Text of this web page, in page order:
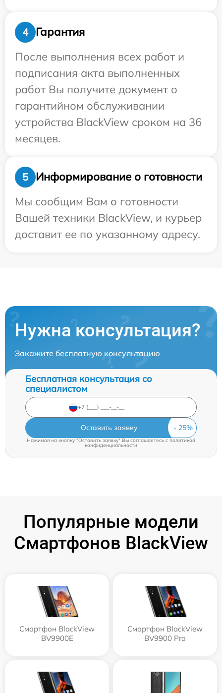
4
Гарантия
После выполнения всех работ и
подписания акта выполненных
работ Вы получите документ о
гарантийном обслуживании
устройства BlackView сроком на 36
месяцев.
5
Информирование о готовности
Мы сообщим Вам о готовности
Вашей техники BlackView, и курьер
доставит ее по указанному адресу.
Нужна консультация?
Закажите бесплатную консультацию
Бесплатная консультация со
специалистом
Оставить заявку
Нажимая на кнопку "Оставить заявку" Вы соглашаетесь cполитикой
конфиденциальности
Популярные модели
Смартфонов BlackView
Смартфон BlackView
BV9900E
Смартфон BlackView
BV9900 Pro